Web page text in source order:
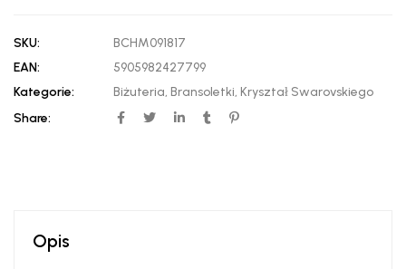
SKU:
BCHM091817
EAN:
5905982427799
Kategorie:
Biżuteria, Bransoletki, Kryształ Swarovskiego
Share:
Opis